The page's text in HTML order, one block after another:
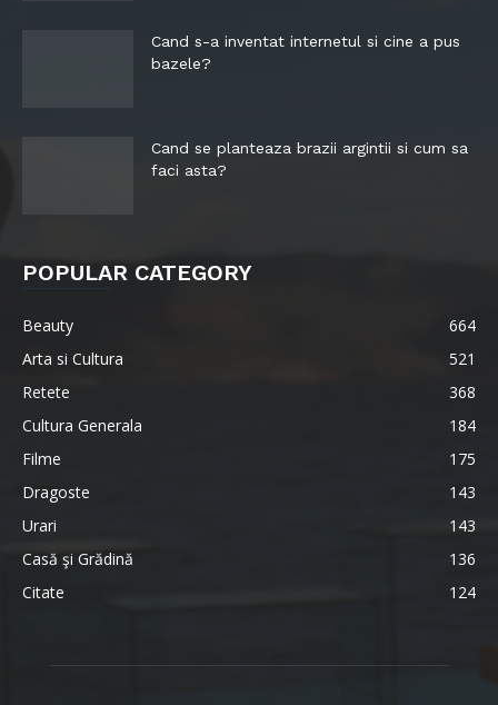
Cand s-a inventat internetul si cine a pus
bazele?
Cand se planteaza brazii argintii si cum sa
faci asta?
POPULAR CATEGORY
Beauty
664
Arta si Cultura
521
Retete
368
Cultura Generala
184
Filme
175
Dragoste
143
Urari
143
Casă şi Grădină
136
Citate
124